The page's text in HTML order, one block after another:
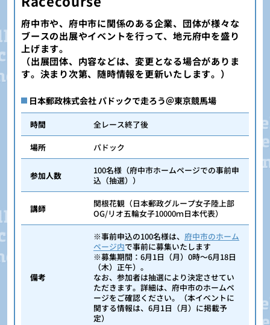
府中市や、府中市に関係のある企業、団体が様々な
ブースの出展やイベントを行って、地元府中を盛り
上げます。
（出展団体、内容などは、変更となる場合がありま
す。決まり次第、随時情報を更新いたします。）
日本郵政株式会社 パドックで走ろう＠東京競馬場
時間
全レース終了後
場所
パドック
参加人数
100名様（府中市ホームページでの事前申
込（抽選））
講師
関根花観（日本郵政グループ女子陸上部
OG/リオ五輪女子10000ｍ日本代表）
備考
※事前申込の100名様は、府中市のホーム
ページ内で事前に募集いたします
※募集期間：6月1日（月）0時～6月18日
（木）正午）。
なお、参加者は抽選により決定させてい
ただきます。詳細は、府中市のホームペ
ージをご確認ください。（本イベントに
関する情報は、6月1日（月）に掲載予
定）